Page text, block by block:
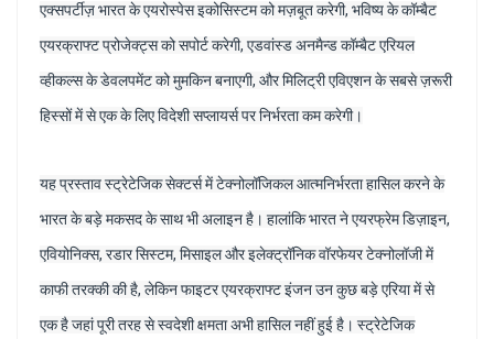
एक्सपर्टीज़ भारत के एयरोस्पेस इकोसिस्टम को मज़बूत करेगी, भविष्य के कॉम्बैट
एयरक्राफ्ट प्रोजेक्ट्स को सपोर्ट करेगी, एडवांस्ड अनमैन्ड कॉम्बैट एरियल
व्हीकल्स के डेवलपमेंट को मुमकिन बनाएगी, और मिलिट्री एविएशन के सबसे ज़रूरी
हिस्सों में से एक के लिए विदेशी सप्लायर्स पर निर्भरता कम करेगी।
यह प्रस्ताव स्ट्रेटेजिक सेक्टर्स में टेक्नोलॉजिकल आत्मनिर्भरता हासिल करने के
भारत के बड़े मकसद के साथ भी अलाइन है। हालांकि भारत ने एयरफ्रेम डिज़ाइन,
एवियोनिक्स, रडार सिस्टम, मिसाइल और इलेक्ट्रॉनिक वॉरफेयर टेक्नोलॉजी में
काफी तरक्की की है, लेकिन फाइटर एयरक्राफ्ट इंजन उन कुछ बड़े एरिया में से
एक है जहां पूरी तरह से स्वदेशी क्षमता अभी हासिल नहीं हुई है। स्ट्रेटेजिक